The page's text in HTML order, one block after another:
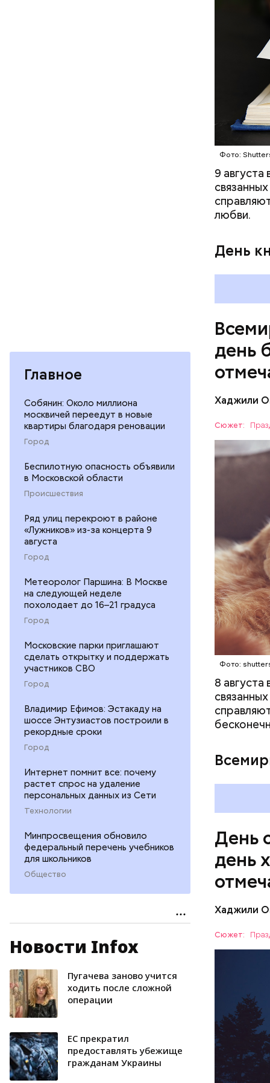
Главное
Собянин: Около миллиона
москвичей переедут в новые
квартиры благодаря реновации
Город
Беспилотную опасность объявили
в Московской области
Происшествия
Ряд улиц перекроют в районе
«Лужников» из-за концерта 9
августа
Город
Метеоролог Паршина: В Москве
на следующей неделе
похолодает до 16–21 градуса
Город
Московские парки приглашают
сделать открытку и поддержать
участников СВО
Город
Владимир Ефимов: Эстакаду на
шоссе Энтузиастов построили в
рекордные сроки
Город
Интернет помнит все: почему
растет спрос на удаление
персональных данных из Сети
Технологии
Минпросвещения обновило
федеральный перечень учебников
для школьников
Общество
Новости Infox
Пугачева заново учится
ходить после сложной
операции
ЕС прекратил
предоставлять убежище
гражданам Украины
Фото:
9
любви.
День
день
Хаджили
Сюжет:
Фото:
8
фонд
любовь и
День
день
Хаджили
Сюжет:
День
любители
своими
ЕДА